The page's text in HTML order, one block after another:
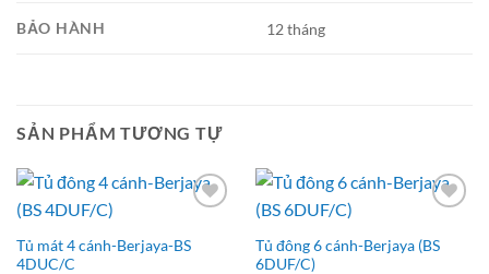
BẢO HÀNH 12 tháng
SẢN PHẨM TƯƠNG TỰ
Wishlist
Tủ mát 4 cánh-Berjaya-BS
4DUC/C
Wishlist
Tủ đông 6 cánh-Berjaya (BS
6DUF/C)